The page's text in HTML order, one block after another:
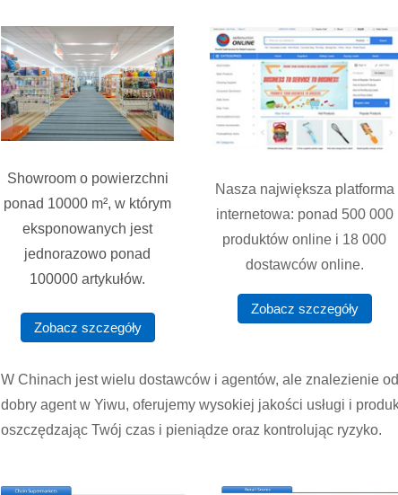
Showroom o powierzchni
ponad 10000 m², w którym
eksponowanych jest
jednorazowo ponad
100000 artykułów.
Zobacz szczegóły
Nasza największa platforma
internetowa: ponad 500 000
produktów online i 18 000
dostawców online.
Zobacz szczegóły
W Chinach jest wielu dostawców i agentów, ale znalezienie
dobry agent w Yiwu, oferujemy wysokiej jakości usługi i
oszczędzając Twój czas i pieniądze oraz kontrolując ryzyko.